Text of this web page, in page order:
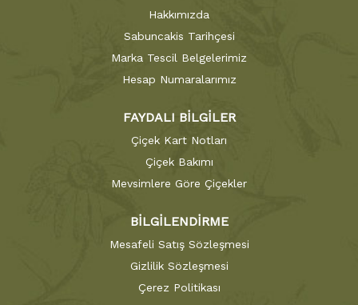
Hakkımızda
Sabuncakis Tarihçesi
Marka Tescil Belgelerimiz
Hesap Numaralarımız
FAYDALI BİLGİLER
Çiçek Kart Notları
Çiçek Bakımı
Mevsimlere Göre Çiçekler
BİLGİLENDİRME
Mesafeli Satış Sözleşmesi
Gizlilik Sözleşmesi
Çerez Politikası